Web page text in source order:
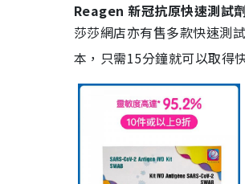
Reagen 新冠抗原快速測試劑
莎莎網店亦有售多款快速測
本，只需15分鐘就可以取得